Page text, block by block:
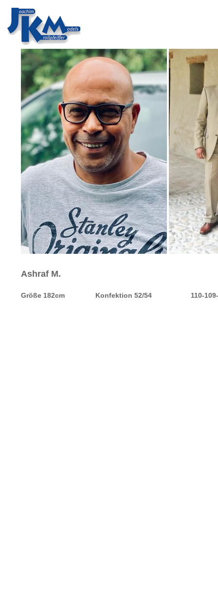
Ashraf M.
Größe 182cm Konfektion 52/54 110-